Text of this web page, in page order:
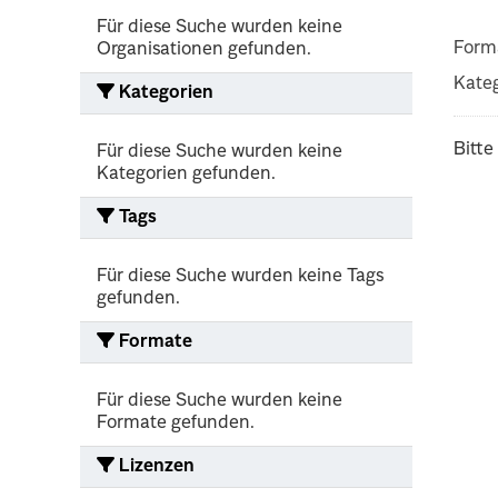
Für diese Suche wurden keine
Organisationen gefunden.
Kategorien
Für diese Suche wurden keine
Kategorien gefunden.
Tags
Für diese Suche wurden keine Tags
gefunden.
Formate
Für diese Suche wurden keine
Formate gefunden.
Lizenzen
Bitte